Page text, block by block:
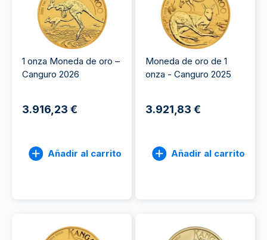
1 onza Moneda de oro –
Canguro 2026
3.916,23 €
Añadir al carrito
Moneda de oro de 1
onza - Canguro 2025
3.921,83 €
Añadir al carrito